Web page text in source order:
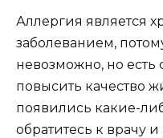
Аллергия является
заболеванием,
невозможно, но есть
повысить качество
появились какие-
обратитесь к врачу и